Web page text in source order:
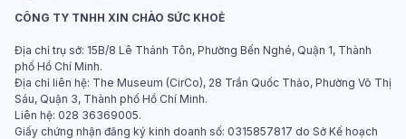
CÔNG TY TNHH XIN CHÀO SỨC KHOẺ
Địa chỉ trụ sở: 15B/8 Lê Thánh Tôn, Phường Bến Nghé, Quận 1, Thành
phố Hồ Chí Minh.
Địa chỉ liên hệ: The Museum (CirCo), 28 Trần Quốc Thảo, Phường Võ Thị
Sáu, Quận 3, Thành phố Hồ Chí Minh.
Liên hệ: 028 36369005.
Giấy chứng nhận đăng ký kinh doanh số: 0315857817 do Sở Kế hoạch